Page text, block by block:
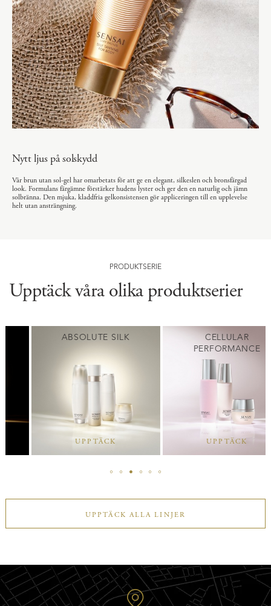
Nytt ljus på solskydd
Vår brun utan sol-gel har omarbetats för att ge en elegant, silkeslen och bronsfärgad
look. Formulans färgämne förstärker hudens lyster och ger den en naturlig och jämn
solbränna. Den mjuka, kladdfria gelkonsistensen gör appliceringen till en upplevelse
helt utan ansträngning.
PRODUKTSERIE
Upptäck våra olika produktserier
ABSOLUTE SILK
UPPTÄCK
CELLULAR
PERFORMANCE
UPPTÄCK
UPPTÄCK ALLA LINJER